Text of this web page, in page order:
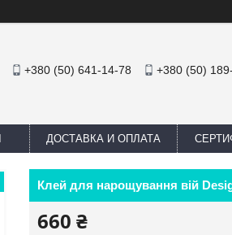
+380 (50) 641-14-78 +380 (50)
ДОСТАВКА И ОПЛАТА
Клей для нарощування вій
660 ₴